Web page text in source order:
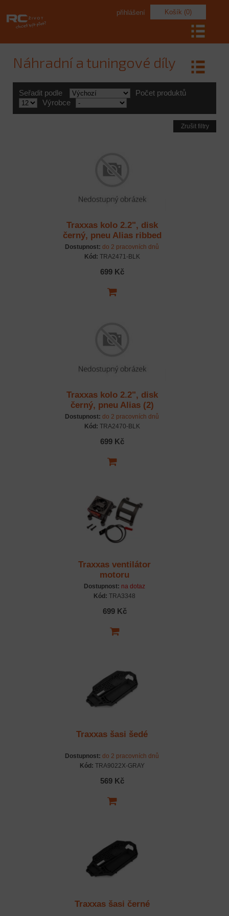
Košík (0)
přihlášení
Náhradní a tuningové díly
Seřadit podle
Počet produktů
Výrobce
Zrušit filtry
Traxxas kolo 2.2", disk
černý, pneu Alias ribbed
(2) (Bandit přední)
Dostupnost: do 2 pracovních dnů
Kód: TRA2471-BLK
699 Kč
Traxxas kolo 2.2", disk
černý, pneu Alias (2)
(Bandit zadní)
Dostupnost: do 2 pracovních dnů
Kód: TRA2470-BLK
699 Kč
Traxxas ventilátor
motoru
Dostupnost: na dotaz
Kód: TRA3348
699 Kč
Traxxas šasi šedé
Dostupnost: do 2 pracovních dnů
Kód: TRA9022X-GRAY
569 Kč
Traxxas šasi černé